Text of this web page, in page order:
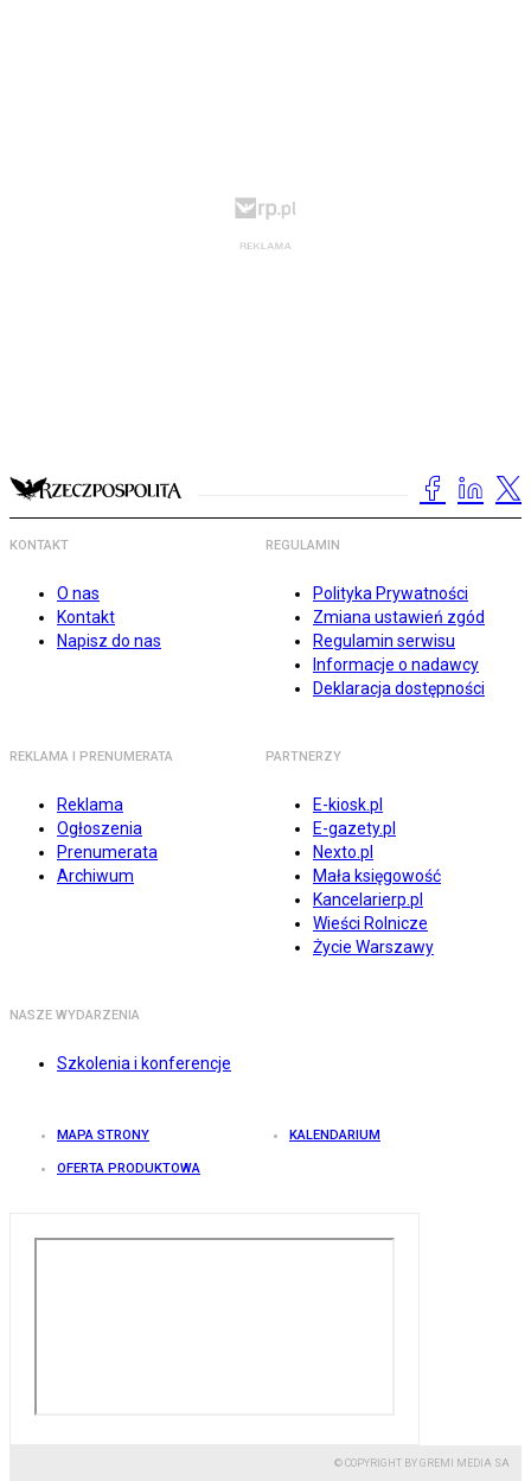
KONTAKT
O nas
Kontakt
Napisz do nas
REGULAMIN
Polityka Prywatności
Zmiana ustawień zgód
Regulamin serwisu
Informacje o nadawcy
Deklaracja dostępności
REKLAMA I PRENUMERATA
Reklama
Ogłoszenia
Prenumerata
Archiwum
PARTNERZY
E-kiosk.pl
E-gazety.pl
Nexto.pl
Mała księgowość
Kancelarierp.pl
Wieści Rolnicze
Życie Warszawy
NASZE WYDARZENIA
Szkolenia i konferencje
MAPA STRONY KALENDARIUM
OFERTA PRODUKTOWA
© COPYRIGHT BY GREMI MEDIA SA